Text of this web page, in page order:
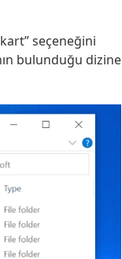
seçeneğini
bulunduğu dizine